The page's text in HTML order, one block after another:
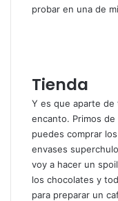
probar en una de
Tienda
Y es que aparte
encanto. Primos
puedes comprar
envases
voy a hacer un
los chocolates y
para preparar un